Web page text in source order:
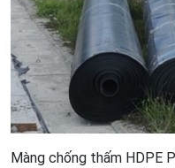
Màng chống thấm HDPE